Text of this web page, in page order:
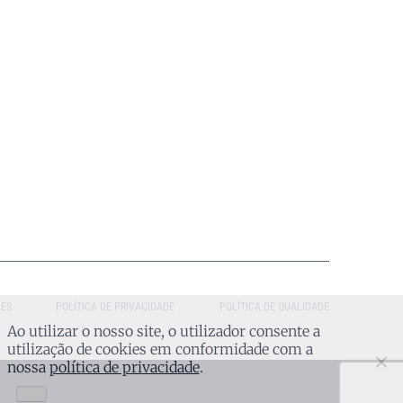
POLÍTICA DE PRIVACIDADE POLÍTICA DE QUALIDADE
Ao utilizar o nosso site, o utilizador consente a
utilização de cookies em conformidade com a
nossa política de privacidade.